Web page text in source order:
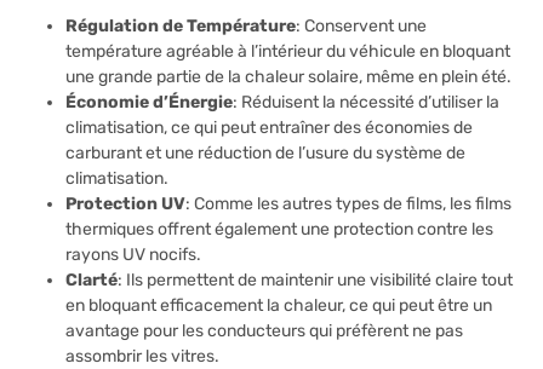
Régulation de Température: Conservent une
température agréable à l’intérieur du véhicule en bloquant
une grande partie de la chaleur solaire, même en plein été.
Économie d’Énergie: Réduisent la nécessité d’utiliser la
climatisation, ce qui peut entraîner des économies de
carburant et une réduction de l’usure du système de
climatisation.
Protection UV: Comme les autres types de films, les films
thermiques offrent également une protection contre les
rayons UV nocifs.
Clarté: Ils permettent de maintenir une visibilité claire tout
en bloquant efficacement la chaleur, ce qui peut être un
avantage pour les conducteurs qui préfèrent ne pas
assombrir les vitres.